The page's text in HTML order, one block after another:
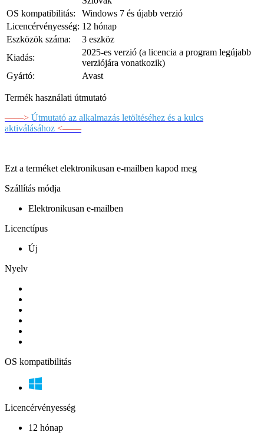
OS kompatibilitás:
Windows 7 és újabb verzió
Licencérvényesség: 12 hónap
Eszközök száma:
3 eszköz
Kiadás:
2025-es verzió (a licencia a program legújabb
verziójára vonatkozik)
Gyártó:
Avast
Termék használati útmutató
––––> Útmutató az alkalmazás letöltéséhez és a kulcs
aktiválásához <––––
Ezt a terméket elektronikusan e-mailben kapod meg
Szállítás módja
Elektronikusan e-mailben
Licenctípus
Új
Nyelv
OS kompatibilitás
Licencérvényesség
12 hónap